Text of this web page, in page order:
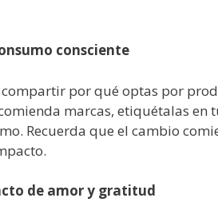
consciente
por qué optas por
marcas, etiquétalas
Recuerda que el cambio
de amor y gratitud